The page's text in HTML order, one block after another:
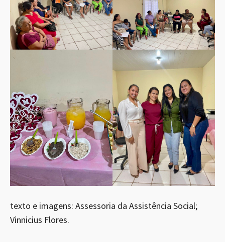
texto e imagens: Assessoria da Assistência Social;
Vinnicius Flores.